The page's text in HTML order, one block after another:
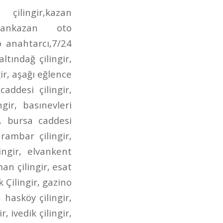
anahtarcı,aktaş oto çilingir,demetgül çilingir,demetgül anahtarcı,demetgül oto çilingir,demetgül oto anahtarcı,etlik caddesi çilingir,etlik caddesi anahtarcı,etlik caddesi oto çilingir,etlik caddesi oto anahtarcı,kuyuyazısı caddesi çilingir,kuyuyazısı caddesi oto çilingir,kuyuyazısı caddesi anahtarcı,kurtuluş çilingir,kurtuluş oto çilingir,kurtuluş anahtarcı,kurtuluş oto anahtarcı,seğmenler çilingir,seğmenler oto çilingir,seğmenler anahtarcı,seğmenler oto anahtarcı,atış caddesi çilingir,atış caddesi oto çilingir,atış caddesi anahtarcı,atış caddesi oto anahtarcı,ragıp tüzün çilingir,ragıp tüzün anahtarcı,ragıp tüzün caddesi çilingir,ragıp tüzün oto çilingir,ragıp tüzün oto anahtarcı,refik saydam caddesi çilingir,refik saydam çilingir,refik saydam caddesi oto çilingir,refik saydam oto çilingir,ahmet şefik kolaylı çilingir,ahmet şefik kolaylı oto çilingir,çambaşı caddesi çilingir,çambaşı caddesi oto çilingir,çambaşı caddesi anahtarcı,çambaşı caddesi oto anahtarcı,selim caddesi çilingir,selim caddesi oto çilingir,selim caddesi anahtarcı,selim caddesi oto anahtarcı,estergon caddesi çilingir,estergon caddesi anahtarcı,estergon caddesi oto çilingir,estergon caddesi oto anahtarcı,aydan caddesi çilingir,aydan caddesi oto çilingir,aydan caddesi anahtarcı,aydan caddesi oto anahtarcı,ahi evran caddesi çilingir,ahi evran caddesi oto çilingir,ahi evran caddesi oto anahtarcı,ahi evran caddesi anahtarcı,uzay çağı caddesi çilingir,uzay çağı caddesi oto çilingir,uzay çağı caddesi anahtarcı,alınteri bulvarı çilingir,alınteri bulvarı oto çilingir,alınteri bulvarı anahtarcı,alınteri bulvarı oto anahtarcı,bağdat caddesi çilingir,bağdat caddesi oto çilingir,bağdat caddesi anahtarcı,bağdat caddesi oto anahtarcı,çınardibi caddesi çilingir,çınardibi caddesi oto çilingir,